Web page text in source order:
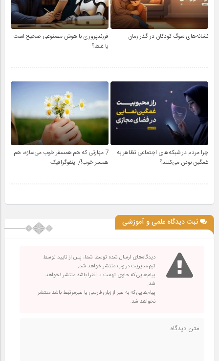
نشانه‌های سوگ کودکان در گذر زمان
فرزندپروری با هوش مصنوعی صحیح است
یا غلط؟
چرا مردم در شبکه‌های اجتماعی تظاهر به
غمگین بودن می‌کنند؟
7 مهارتی که هم همسفر خوب می‌سازه، هم
همسر خوب!/ اینفوگرافیک
ثبت دیدگاه علمی و آموزشی
دیدگاه‌های ارسال شده توسط شما، پس از تایید توسط
تیم مدیریت در وب منتشر خواهد شد.
پیام‌هایی که حاوی تهمت یا افترا باشد منتشر نخواهد
شد.
پیام‌هایی که به غیر از زبان فارسی یا غیرمرتبط باشد منتشر
نخواهد شد.